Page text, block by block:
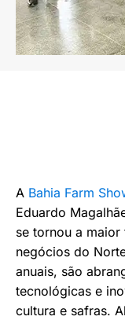
A Bahia Farm
Eduardo
se tornou a
negócios do
anuais, são
tecnológicas e
cultura e safras.